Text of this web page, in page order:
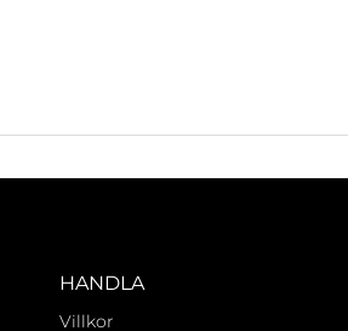
HANDLA
Villkor